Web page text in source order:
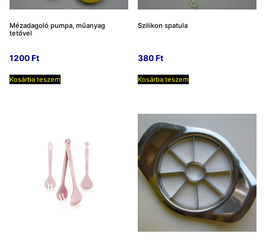
Mézadagoló pumpa, műanyag
tetővel
1200Ft
Kosárba teszem
Szilikon spatula
380Ft
Kosárba teszem